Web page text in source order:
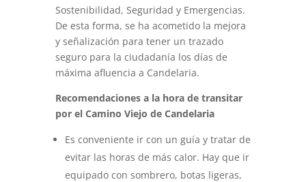
Sostenibilidad, Seguridad y Emergencias.
De esta forma, se ha acometido la mejora
y señalización para tener un trazado
seguro para la ciudadanía los días de
máxima afluencia a Candelaria.
Recomendaciones a la hora de transitar
por el Camino Viejo de Candelaria
Es conveniente ir con un guía y tratar de
evitar las horas de más calor. Hay que ir
equipado con sombrero, botas ligeras,